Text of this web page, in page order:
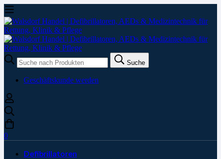
Suche
nach:
Suche
Geschäftskunde werden
0
Defibrillatoren